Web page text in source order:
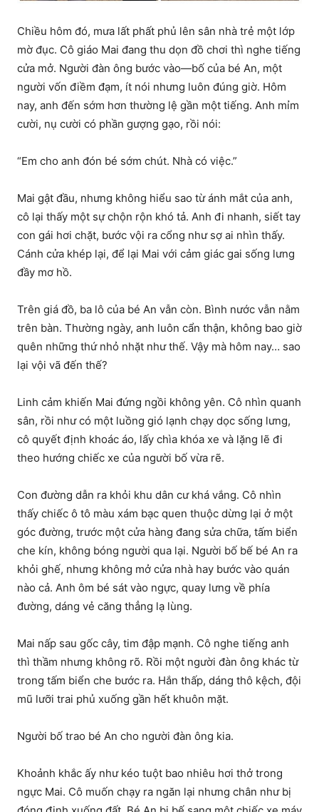
Chiều hôm đó, mưa lất phất phủ lên sân nhà trẻ một lớp
mờ đục. Cô giáo Mai đang thu dọn đồ chơi thì nghe tiếng
cửa mở. Người đàn ông bước vào—bố của bé An, một
người vốn điềm đạm, ít nói nhưng luôn đúng giờ. Hôm
nay, anh đến sớm hơn thường lệ gần một tiếng. Anh mỉm
cười, nụ cười có phần gượng gạo, rồi nói:
“Em cho anh đón bé sớm chút. Nhà có việc.”
Mai gật đầu, nhưng không hiểu sao từ ánh mắt của anh,
cô lại thấy một sự chộn rộn khó tả. Anh đi nhanh, siết tay
con gái hơi chặt, bước vội ra cổng như sợ ai nhìn thấy.
Cánh cửa khép lại, để lại Mai với cảm giác gai sống lưng
đầy mơ hồ.
Trên giá đồ, ba lô của bé An vẫn còn. Bình nước vẫn nằm
trên bàn. Thường ngày, anh luôn cẩn thận, không bao giờ
quên những thứ nhỏ nhặt như thế. Vậy mà hôm nay… sao
lại vội vã đến thế?
Linh cảm khiến Mai đứng ngồi không yên. Cô nhìn quanh
sân, rồi như có một luồng gió lạnh chạy dọc sống lưng,
cô quyết định khoác áo, lấy chìa khóa xe và lặng lẽ đi
theo hướng chiếc xe của người bố vừa rẽ.
Con đường dẫn ra khỏi khu dân cư khá vắng. Cô nhìn
thấy chiếc ô tô màu xám bạc quen thuộc dừng lại ở một
góc đường, trước một cửa hàng đang sửa chữa, tấm biển
che kín, không bóng người qua lại. Người bố bế bé An ra
khỏi ghế, nhưng không mở cửa nhà hay bước vào quán
nào cả. Anh ôm bé sát vào ngực, quay lưng về phía
đường, dáng vẻ căng thẳng lạ lùng.
Mai nấp sau gốc cây, tim đập mạnh. Cô nghe tiếng anh
thì thầm nhưng không rõ. Rồi một người đàn ông khác từ
trong tấm biển che bước ra. Hắn thấp, dáng thô kệch, đội
mũ lưỡi trai phủ xuống gần hết khuôn mặt.
Người bố trao bé An cho người đàn ông kia.
Khoảnh khắc ấy như kéo tuột bao nhiêu hơi thở trong
ngực Mai. Cô muốn chạy ra ngăn lại nhưng chân như bị